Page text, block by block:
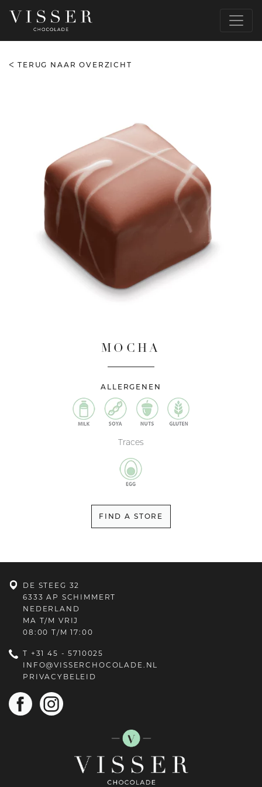
TERUG NAAR OVERZICHT
MOCHA
ALLERGENEN
Traces
FIND A STORE
DE STEEG 32
6333 AP SCHIMMERT
NEDERLAND
MA T/M VRIJ
08:00 T/M 17:00
T +31 45 - 5710025
INFO@VISSERCHOCOLADE.NL
PRIVACYBELEID